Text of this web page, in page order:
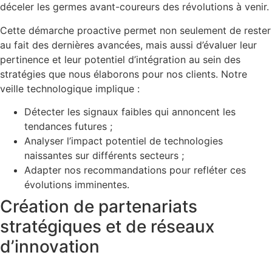
déceler les germes avant-coureurs des révolutions à venir.
Cette démarche proactive permet non seulement de rester
au fait des dernières avancées, mais aussi d’évaluer leur
pertinence et leur potentiel d’intégration au sein des
stratégies que nous élaborons pour nos clients. Notre
veille technologique implique :
Détecter les signaux faibles qui annoncent les
tendances futures ;
Analyser l’impact potentiel de technologies
naissantes sur différents secteurs ;
Adapter nos recommandations pour refléter ces
évolutions imminentes.
Création de partenariats
stratégiques et de réseaux
d’innovation